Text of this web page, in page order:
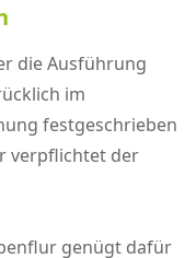
die Ausführung
im
festgeschrieben
verpflichtet der
genügt dafür